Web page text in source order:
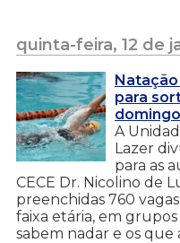
quinta-feira, 12 de
para
domingo
A
Lazer
para as
CECE Dr. Nicolino de
preenchidas 760
faixa etária, em
sabem nadar e os que